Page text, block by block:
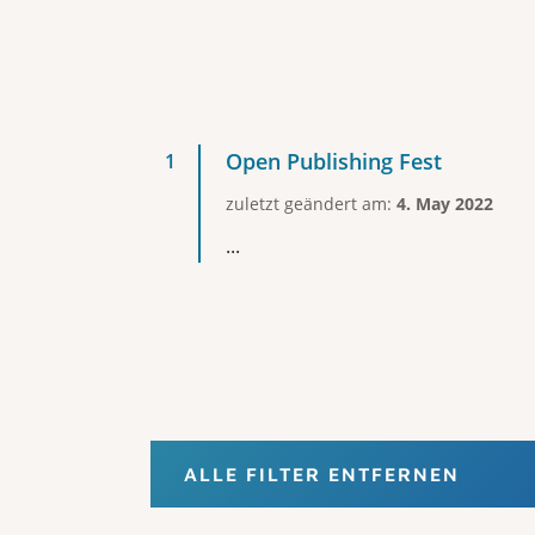
Open Publishing Fest
zuletzt geändert am: 4. May 2022
...
ALLE FILTER ENTFERNEN